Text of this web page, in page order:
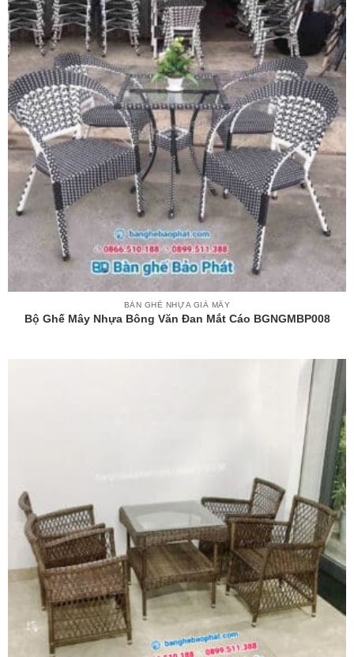
BÀN GHẾ NHỰA GIẢ MÂY
Bộ Ghế Mây Nhựa Bông Văn Đan Mắt Cáo BGNGMBP008